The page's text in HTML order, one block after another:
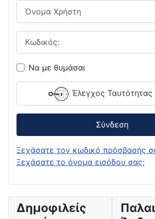
Όνομα Χρήστη
Να με θυμάσαι
Έλεγχος Ταυτότητας
Σύνδεση
Ξεχάσατε τον κωδικό πρόσβασής
Ξεχάσατε το όνομα εισόδου σας;
Δημοφιλείς